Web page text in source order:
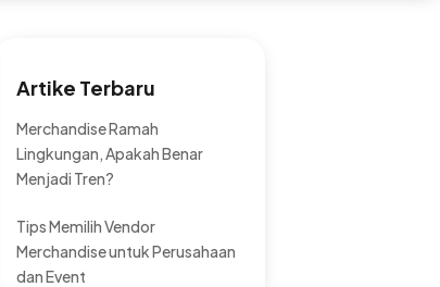
Artike Terbaru
Merchandise Ramah
Lingkungan, Apakah Benar
Menjadi Tren?
Tips Memilih Vendor
Merchandise untuk Perusahaan
dan Event